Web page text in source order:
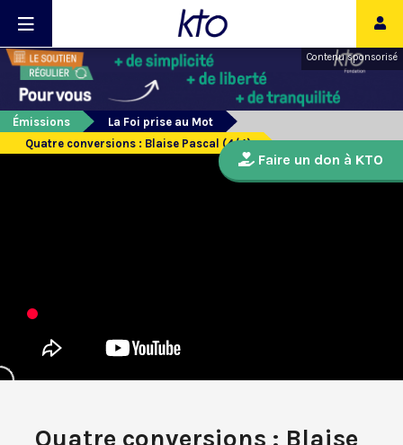
Contenu sponsorisé
Émissions
La Foi prise au Mot
Quatre conversions : Blaise Pascal (4/4)
Quatre conversions : Blaise
Faire un don à KTO